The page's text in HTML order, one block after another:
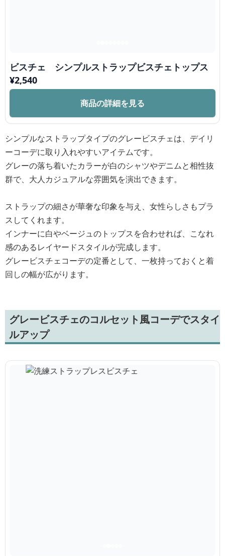
ビスチェ シンプルストラップビスチェトップス
¥2,540
商品の詳細を見る
シンプルなストラップタイプのグレービスチェは、デイリ
ーコーデに取り入れやすいアイテムです。
グレーの落ち着いたカラーが白のシャツやデニムと相性抜
群で、大人カジュアルな雰囲気を演出できます。
ストラップの細さが華奢な印象を与え、女性らしさもプラ
スしてくれます。
インナーに白やベージュのトップスを合わせれば、こなれ
感のあるレイヤードスタイルが完成します。
グレービスチェコーデの定番として、一枚持っておくと着
回しの幅が広がります。
グレービスチェのコルセット風コーデでスタイ
ルアップ